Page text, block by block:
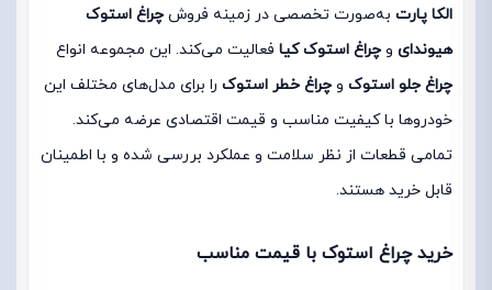
الکا پارت به‌صورت تخصصی در زمینه فروش چراغ استوک
هیوندای و چراغ استوک کیا فعالیت می‌کند. این مجموعه انواع
چراغ جلو استوک و چراغ خطر استوک را برای مدل‌های مختلف این
خودروها با کیفیت مناسب و قیمت اقتصادی عرضه می‌کند.
تمامی قطعات از نظر سلامت و عملکرد بررسی شده و با اطمینان
قابل خرید هستند.
خرید چراغ استوک با قیمت مناسب